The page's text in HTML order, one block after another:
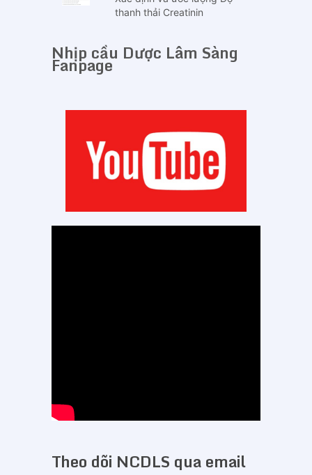
thanh thải Creatinin
Nhịp cầu Dược Lâm Sàng
Fanpage
Theo dõi NCDLS qua email